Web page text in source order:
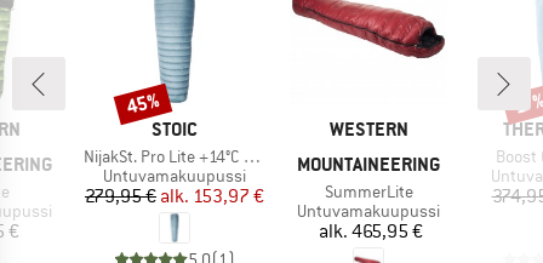
€
MERKKI
STOIC
Tuote
NijakSt. Pro Lite +14°C Sleeping Bag
Tuoteryhmä
Untuvamakuupussi
Hinta
279,95 € Alennettu hinta
alk. 153,97 €
Alennus
45%
MERKKI
WESTERN
MOUNTAINEERING
Tuote
SummerLite
Tuoteryhmä
Untuvamakuupussi
Hinta
alk. 465,95 €
Tuote
Boost